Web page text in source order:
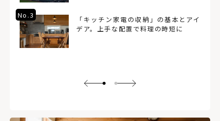
No.3
「キッチン家電の収納」の基本とアイ
デア。上手な配置で料理の時短に